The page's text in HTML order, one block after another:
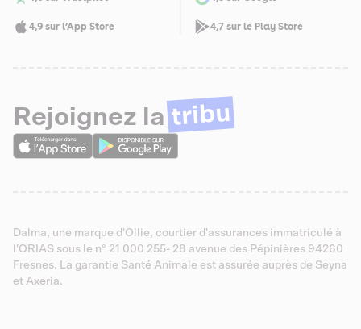
4,9 sur l’App Store 4,7 sur le Play Store
Rejoignez la tribu
Dalma, une marque d'Ollie, courtier d'assurances immatriculé à
l'ORIAS sous le n° 21 000 255- 28 avenue des Pépinières 94260
Fresnes. La garantie Santé Animale est assurée auprès de Seyna
et Axeria.